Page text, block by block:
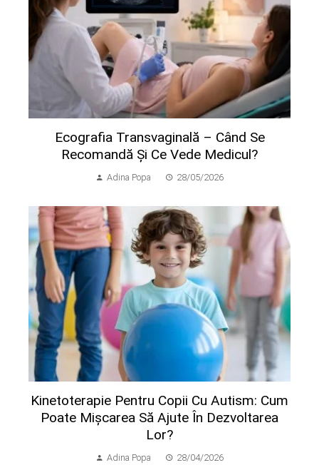
Ecografia Transvaginală – Când Se
Recomandă Și Ce Vede Medicul?
Adina Popa 28/05/2026
Kinetoterapie Pentru Copii Cu Autism: Cum
Poate Mișcarea Să Ajute În Dezvoltarea
Lor?
Adina Popa 28/04/2026